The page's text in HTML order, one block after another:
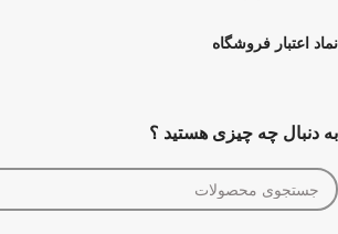
نماد اعتبار فروشگاه
به دنبال چه چیزی هستید ؟